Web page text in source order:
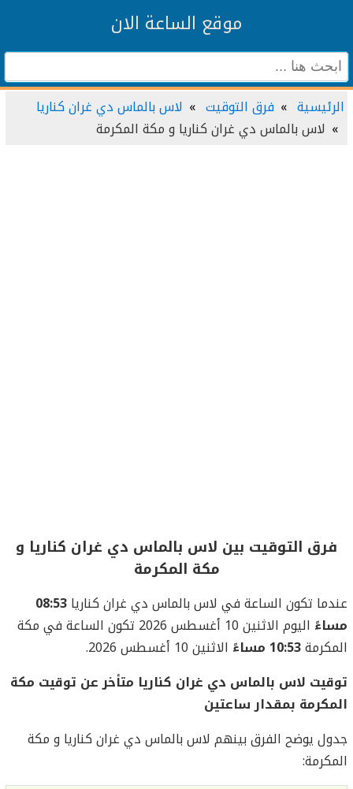
موقع الساعة الان
الرئيسية فرق التوقيت
لاس بالماس دي غران كناريا
لاس بالماس دي غران كناريا و مكة المكرمة
فرق التوقيت بين لاس بالماس دي غران كناريا و
مكة المكرمة
عندما تكون الساعة في لاس بالماس دي غران كناريا08:53
مساءً
اليوم الاثنين 10 أغسطس 2026 تكون الساعة في مكة
المكرمة10:53 مساءً
الاثنين 10 أغسطس 2026.
توقيت لاس بالماس دي غران كناريا متأخر عن توقيت مكة
المكرمة بمقدار ساعتين
جدول يوضح الفرق بينهم لاس بالماس دي غران كناريا و مكة
المكرمة: